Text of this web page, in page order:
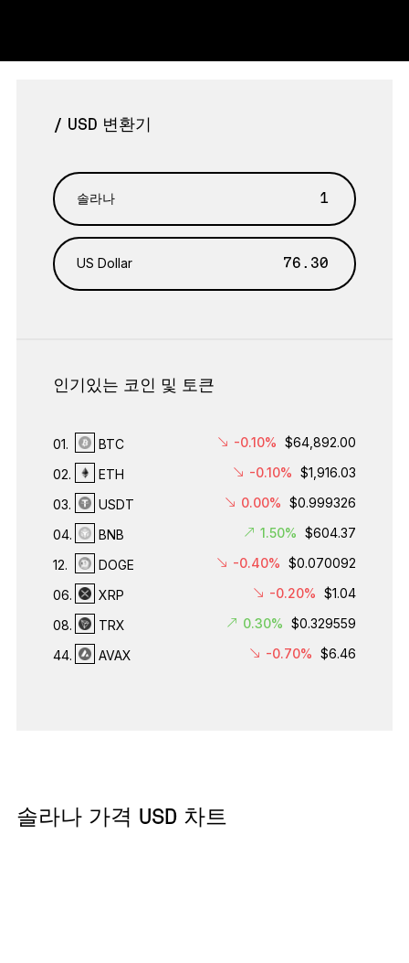
솔라나 가격 USD 차트
/ USD 변환기
솔라나
US Dollar
인기있는 코인 및 토큰
01. BTC -0.10% $64,892.00
02. ETH -0.10% $1,916.03
03. USDT 0.00% $0.999326
04. BNB 1.50% $604.37
12. DOGE -0.40% $0.070092
06. XRP -0.20% $1.04
08. TRX 0.30% $0.329559
44. AVAX -0.70% $6.46